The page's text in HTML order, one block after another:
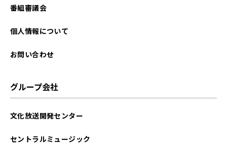
番組審議会
個人情報について
お問い合わせ
グループ会社
文化放送開発センター
セントラルミュージック